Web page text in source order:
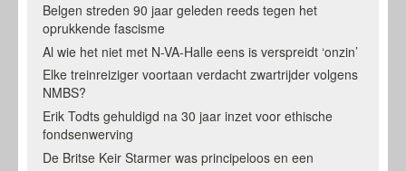
Belgen streden 90 jaar geleden reeds tegen het
oprukkende fascisme
Al wie het niet met N-VA-Halle eens is verspreidt ‘onzin’
Elke treinreiziger voortaan verdacht zwartrijder volgens
NMBS?
Erik Todts gehuldigd na 30 jaar inzet voor ethische
fondsenwerving
De Britse Keir Starmer was principeloos en een